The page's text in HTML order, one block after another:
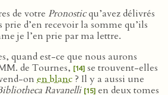
de votre Pronosticqu’avez délivrés
d’en recevoir la somme qu’ils
je l’en prie par ma lettre.
quand est-ce que nous aurons
de Tournes, [14] se trouvent-elles
on en blanc? Il y a aussi une
Ravanelli [15] en deux tomes